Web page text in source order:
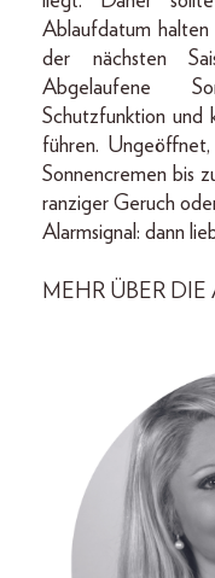
Ablaufdatum halten
der nächsten
Abgelaufene
Schutzfunktion und
führen.
Sonnencremen bis
ranziger Geruch
Alarmsignal: dann
MEHR ÜBER DIE